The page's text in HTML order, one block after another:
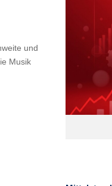
und
Musik